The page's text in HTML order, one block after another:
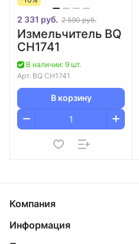
2 331 руб. 2 590 руб.
Измельчитель BQ
CH1741
В наличии: 9 шт.
Арт. BQ CH1741
В корзину
Компания
Информация